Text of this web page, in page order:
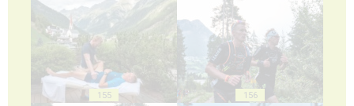
155 156